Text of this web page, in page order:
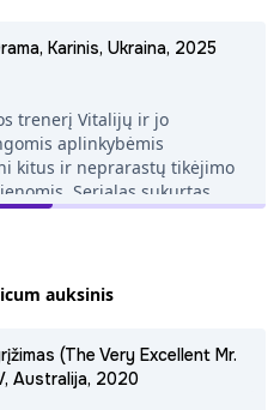
Karinis, Ukraina, 2025
trenerį Vitalijų ir jo
aplinkybėmis
kitus ir neprarastų tikėjimo
Serialas sukurtas
Chersono srities okupaciją,
auksinis
(The Very Excellent Mr.
Australija, 2020